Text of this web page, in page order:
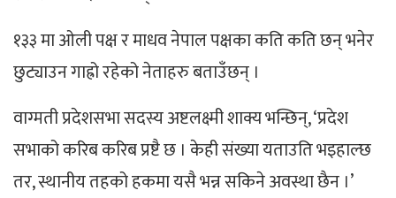
१३३ मा ओली पक्ष र माधव नेपाल पक्षका कति कति छन् भनेर
छुट्याउन गाह्रो रहेको नेताहरु बताउँछन् ।
वाग्मती प्रदेशसभा सदस्य अष्टलक्ष्मी शाक्य भन्छिन्, ‘प्रदेश
सभाको करिब करिब प्रष्टै छ । केही संख्या यताउति भइहाल्छ
तर, स्थानीय तहको हकमा यसै भन्न सकिने अवस्था छैन ।’